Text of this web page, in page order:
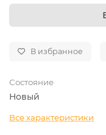
В избранное
Состояние
Новый
Все характеристики